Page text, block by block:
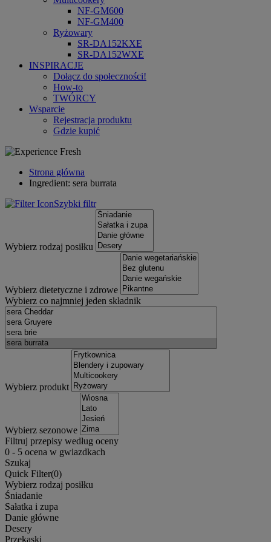
NF-GM600
NF-GM400
Ryżowary
SR-DA152KXE
SR-DA152WXE
INSPIRACJE
Dołącz do społeczności!
How-to
TWÓRCY
Wsparcie
Rejestracja produktu
Gdzie kupić
Strona główna
Ingredient: sera burrata
Szybki filtr
Wybierz rodzaj posiłku
Wybierz dietetyczne i zdrowe
Wybierz co najmniej jeden składnik
Wybierz produkt
Wybierz sezonowe
Filtruj przepisy według oceny
0 - 5 ocena w gwiazdkach
Szukaj
Quick Filter(0)
Wybierz rodzaj posiłku
Śniadanie
Sałatka i zupa
Danie główne
Desery
Przekąski